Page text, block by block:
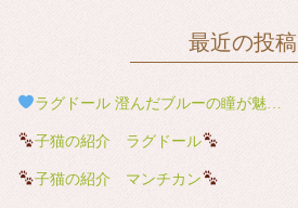
最近の投稿
ラグドール 澄んだブルーの瞳が魅力の男の子
子猫の紹介 ラグドール
子猫の紹介 マンチカン